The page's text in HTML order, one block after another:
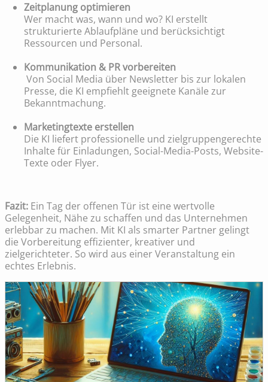
Zeitplanung optimieren
Wer macht was, wann und wo? KI erstellt
strukturierte Ablaufpläne und berücksichtigt
Ressourcen und Personal.
Kommunikation & PR vorbereiten
Von Social Media über Newsletter bis zur lokalen
Presse, die KI empfiehlt geeignete Kanäle zur
Bekanntmachung.
Marketingtexte erstellen
Die KI liefert professionelle und zielgruppengerechte
Inhalte für Einladungen, Social-Media-Posts, Website-
Texte oder Flyer.
Fazit: Ein Tag der offenen Tür ist eine wertvolle
Gelegenheit, Nähe zu schaffen und das Unternehmen
erlebbar zu machen. Mit KI als smarter Partner gelingt
die Vorbereitung effizienter, kreativer und
zielgerichteter. So wird aus einer Veranstaltung ein
echtes Erlebnis.